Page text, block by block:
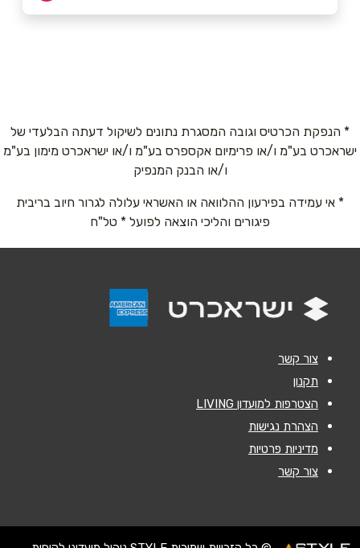
באתר
טלפון*
אימייל*
* הנפקת הכרטיס וגובה המסגרת נתונים לשיקול דעתה הבלעדי של
ישראכרט בע"מ ו/או פרימיום אקספרס בע"מ ו/או ישראכרט מימון בע"מ
ו/או הבנק המנפיק
* אי עמידה בפירעון ההלוואה או האשראי עלולה לגרור חיוב בריבית
פיגורים והליכי הוצאה לפועל * טל"ח
צור קשר
תקנון
הצטרפות למועדון LIVING
הצהרת נגישות
מדיניות פרטיות
צור קשר